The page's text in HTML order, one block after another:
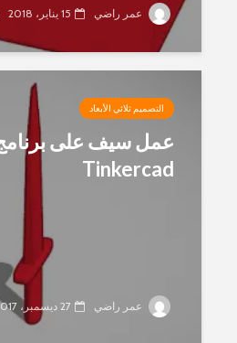
عمر راضي 15 يناير، 2018
التصميم ثلاثي الأبعاد
عمل سيف على برنامج
Tinkercad
عمر راضي 27 ديسمبر، 2017